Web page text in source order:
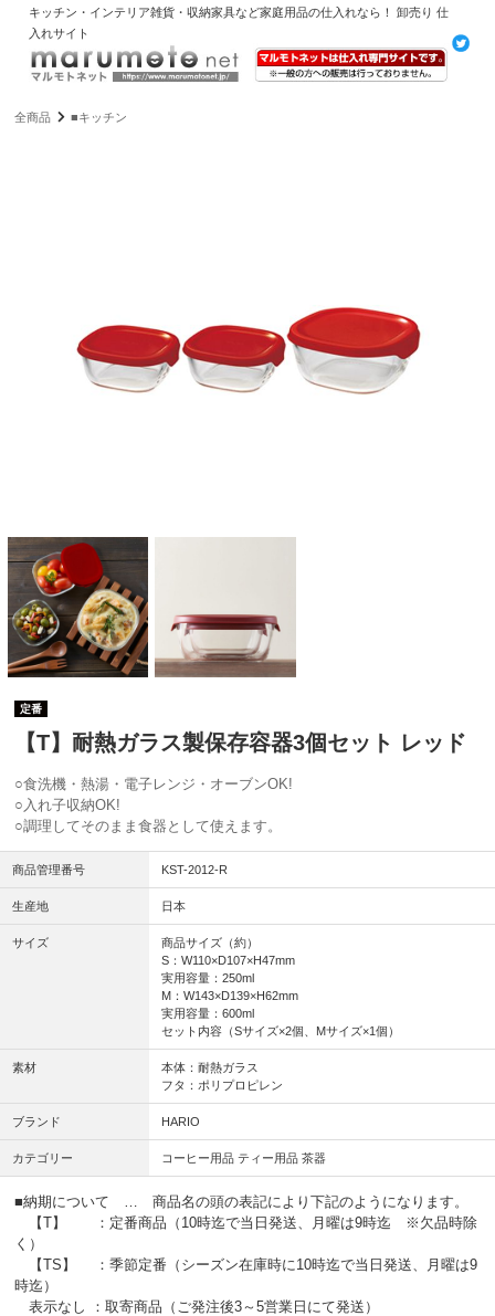
キッチン・インテリア雑貨・収納家具など家庭用品の仕入れなら！ 卸売り 仕
入れサイト
全商品 ■キッチン
定番
【T】耐熱ガラス製保存容器3個セット レッド
○食洗機・熱湯・電子レンジ・オーブンOK!
○入れ子収納OK!
○調理してそのまま食器として使えます。
商品管理番号 KST-2012-R
生産地 日本
サイズ
商品サイズ（約）
S：W110×D107×H47mm
実用容量：250ml
M：W143×D139×H62mm
実用容量：600ml
セット内容（Sサイズ×2個、Mサイズ×1個）
素材
本体：耐熱ガラス
フタ：ポリプロピレン
ブランド HARIO
カテゴリー コーヒー用品 ティー用品 茶器
■納期について … 商品名の頭の表記により下記のようになります。
【T】 ：定番商品（10時迄で当日発送、月曜は9時迄 ※欠品時除
く）
【TS】 ：季節定番（シーズン在庫時に10時迄で当日発送、月曜は9
時迄）
表示なし ：取寄商品（ご発注後3～5営業日にて発送）